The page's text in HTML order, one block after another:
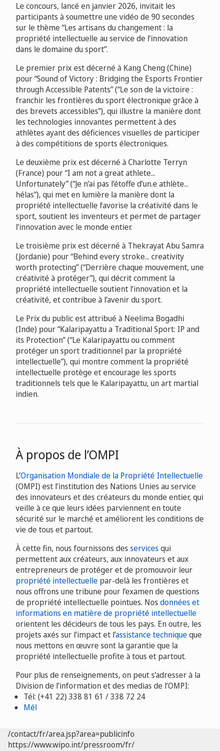
Le concours, lancé en janvier 2026, invitait les
participants à soumettre une vidéo de 90 secondes
sur le thème “Les artisans du changement : la
propriété intellectuelle au service de l’innovation
dans le domaine du sport”.
Le premier prix est décerné à Kang Cheng (Chine)
pour “Sound of Victory : Bridging the Esports Frontier
through Accessible Patents” (“Le son de la victoire :
franchir les frontières du sport électronique grâce à
des brevets accessibles”), qui illustre la manière dont
les technologies innovantes permettent à des
athlètes ayant des déficiences visuelles de participer
à des compétitions de sports électroniques.
Le deuxième prix est décerné à Charlotte Terryn
(France) pour “I am not a great athlete...
Unfortunately” (“Je n’ai pas l’étoffe d’un.e athlète...
hélas”), qui met en lumière la manière dont la
propriété intellectuelle favorise la créativité dans le
sport, soutient les inventeurs et permet de partager
l’innovation avec le monde entier.
Le troisième prix est décerné à Thekrayat Abu Samra
(Jordanie) pour “Behind every stroke... creativity
worth protecting” (“Derrière chaque mouvement, une
créativité à protéger”), qui décrit comment la
propriété intellectuelle soutient l’innovation et la
créativité, et contribue à l’avenir du sport.
Le Prix du public est attribué à Neelima Bogadhi
(Inde) pour “Kalaripayattu a Traditional Sport: IP and
its Protection” (“Le Kalaripayattu ou comment
protéger un sport traditionnel par la propriété
intellectuelle”), qui montre comment la propriété
intellectuelle protège et encourage les sports
traditionnels tels que le Kalaripayattu, un art martial
indien.
À propos de l’OMPI
L’Organisation Mondiale de la Propriété Intellectuelle
(OMPI) est l’institution des Nations Unies au service
des innovateurs et des créateurs du monde entier, qui
veille à ce que leurs idées parviennent en toute
sécurité sur le marché et améliorent les conditions de
vie de tous et partout.
À cette fin, nous fournissons des services qui
permettent aux créateurs, aux innovateurs et aux
entrepreneurs de protéger et de promouvoir leur
propriété intellectuelle par-delà les frontières et
nous offrons une tribune pour l’examen de questions
de propriété intellectuelle pointues. Nos données et
informations en matière de propriété intellectuelle
orientent les décideurs de tous les pays. En outre, les
projets axés sur l’impact et l’assistance techniqueque
nous mettons en œuvre sont la garantie que la
propriété intellectuelle profite à tous et partout.
Pour plus de renseignements, on peut s’adresser à la
Division de l’information et des medias de l’OMPI:
Tél: (+41 22) 338 81 61 / 338 72 24
Mél
/contact/fr/area.jsp?area=publicinfo
https://www.wipo.int/pressroom/fr/